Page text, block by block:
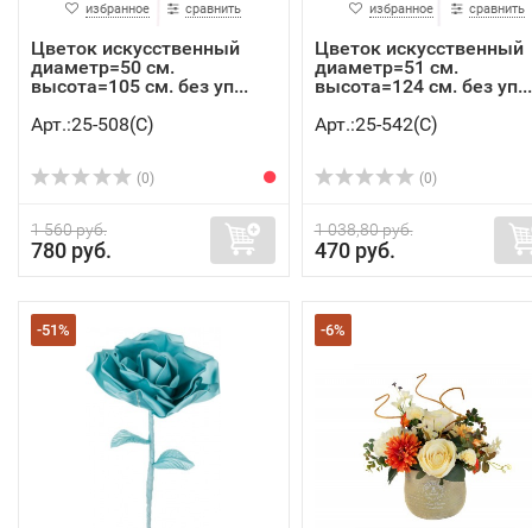
избранное сравнить
Цветок искусственный
диаметр=50 см.
высота=105 см. без уп...
Арт.:25-508(C)
(0)
1 560 руб.
780 руб.
избранное сравнить
Цветок искусственный
диаметр=51 см.
высота=124 см. без уп...
Арт.:25-542(C)
(0)
1 038,80 руб.
470 руб.
-51% -6%